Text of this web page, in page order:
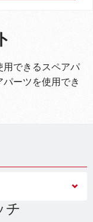
できるスペアパ
ーツを使用でき
チ